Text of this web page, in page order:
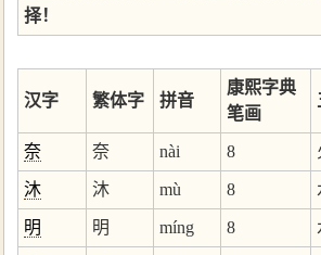
择！
汉字 繁体字 拼音
康熙字典
笔画
奈 奈 nài 8
沐 沐 mù 8
明 明 míng 8